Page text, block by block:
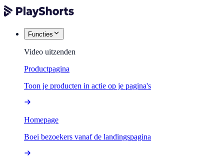
Functies
Video uitzenden
Productpagina
Toon je producten in actie op je pagina's
Homepage
Boei bezoekers vanaf de landingspagina